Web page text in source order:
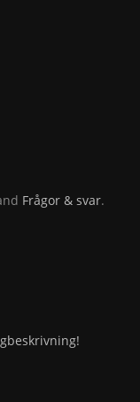
Frågor & svar.